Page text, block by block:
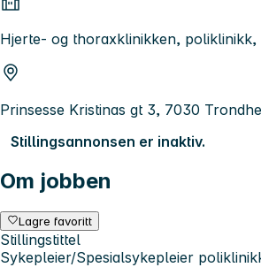
Hjerte- og thoraxklinikken, poliklinikk,
Prinsesse Kristinas gt 3, 7030
Stillingsannonsen er inaktiv.
Om jobben
Lagre favoritt
Stillingstittel
Sykepleier/Spesialsykepleier